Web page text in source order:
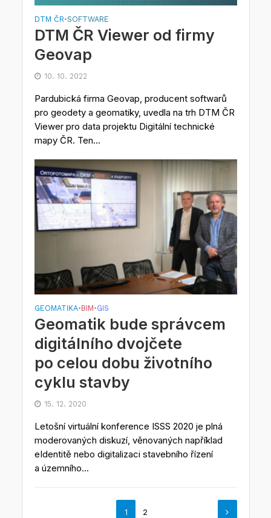
DTM ČR•SOFTWARE
DTM ČR Viewer od firmy
Geovap
10. 10. 2022
Pardubická firma Geovap, producent softwarů
pro geodety a geomatiky, uvedla na trh DTM ČR
Viewer pro data projektu Digitální technické
mapy ČR. Ten...
GEOMATIKA•BIM•GIS
Geomatik bude správcem
digitálního dvojčete
po celou dobu životního
cyklu stavby
15. 12. 2020
Letošní virtuální konference ISSS 2020 je plná
moderovaných diskuzí, věnovaných například
eIdentitě nebo digitalizaci stavebního řízení
a územního...
1 2